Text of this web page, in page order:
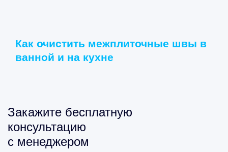
Как очистить межплиточные швы в
ванной и на кухне
Закажите бесплатную
консультацию
с менеджером